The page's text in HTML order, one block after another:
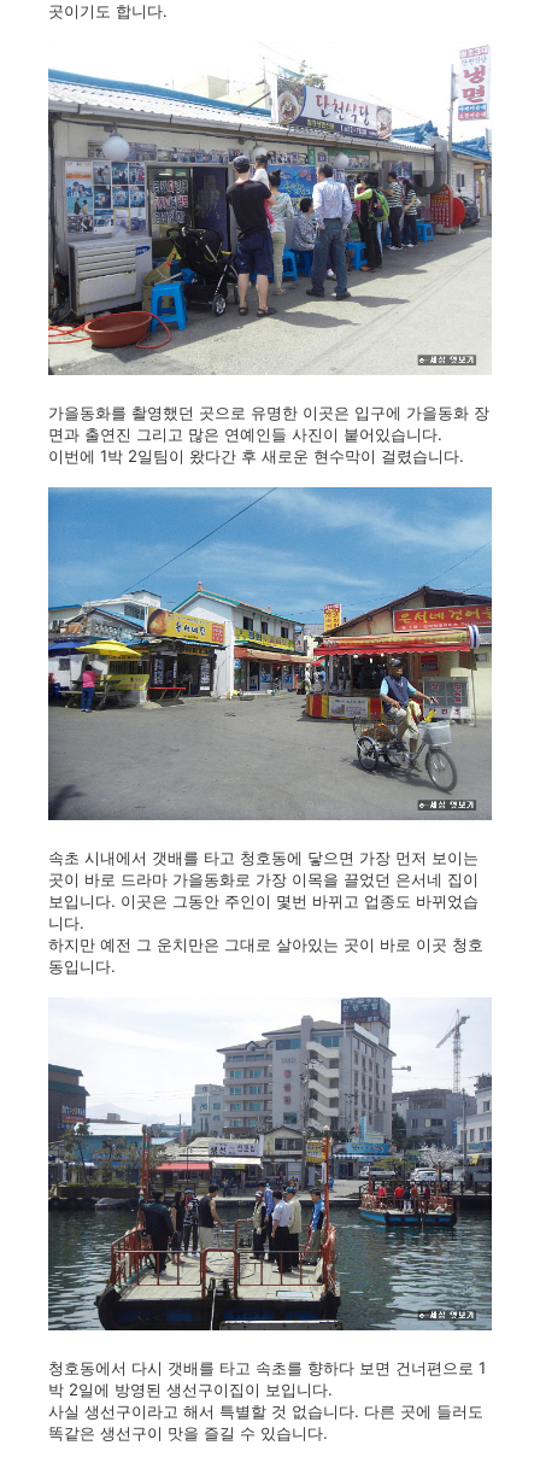
곳이기도 합니다.
가을동화를 촬영했던 곳으로 유명한 이곳은 입구에 가을동화 장
면과 출연진 그리고 많은 연예인들 사진이 붙어있습니다.
이번에 1박 2일팀이 왔다간 후 새로운 현수막이 걸렸습니다.
속초 시내에서 갯배를 타고 청호동에 닿으면 가장 먼저 보이는
곳이 바로 드라마 가을동화로 가장 이목을 끌었던 은서네 집이
보입니다. 이곳은 그동안 주인이 몇번 바뀌고 업종도 바뀌었습
니다.
하지만 예전 그 운치만은 그대로 살아있는 곳이 바로 이곳 청호
동입니다.
청호동에서 다시 갯배를 타고 속초를 향하다 보면 건너편으로 1
박 2일에 방영된 생선구이집이 보입니다.
사실 생선구이라고 해서 특별할 것 없습니다. 다른 곳에 들러도
똑같은 생선구이 맛을 즐길 수 있습니다.